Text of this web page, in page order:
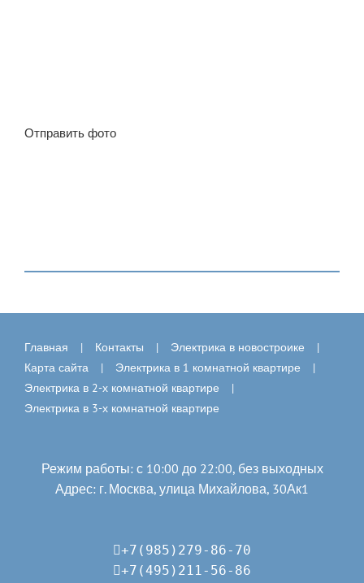
Отправить фото
Главная Контакты
Электрика в новостроике
Карта сайта
Электрика в 1 комнатной квартире
Электрика в 2-х комнатной квартире
Электрика в 3-х комнатной квартире
Режим работы: с 10:00 до 22:00, без выходных
Адрес: г. Москва, улица Михайлова, 30Ак1
+7(985)279-86-70
+7(495)211-56-86